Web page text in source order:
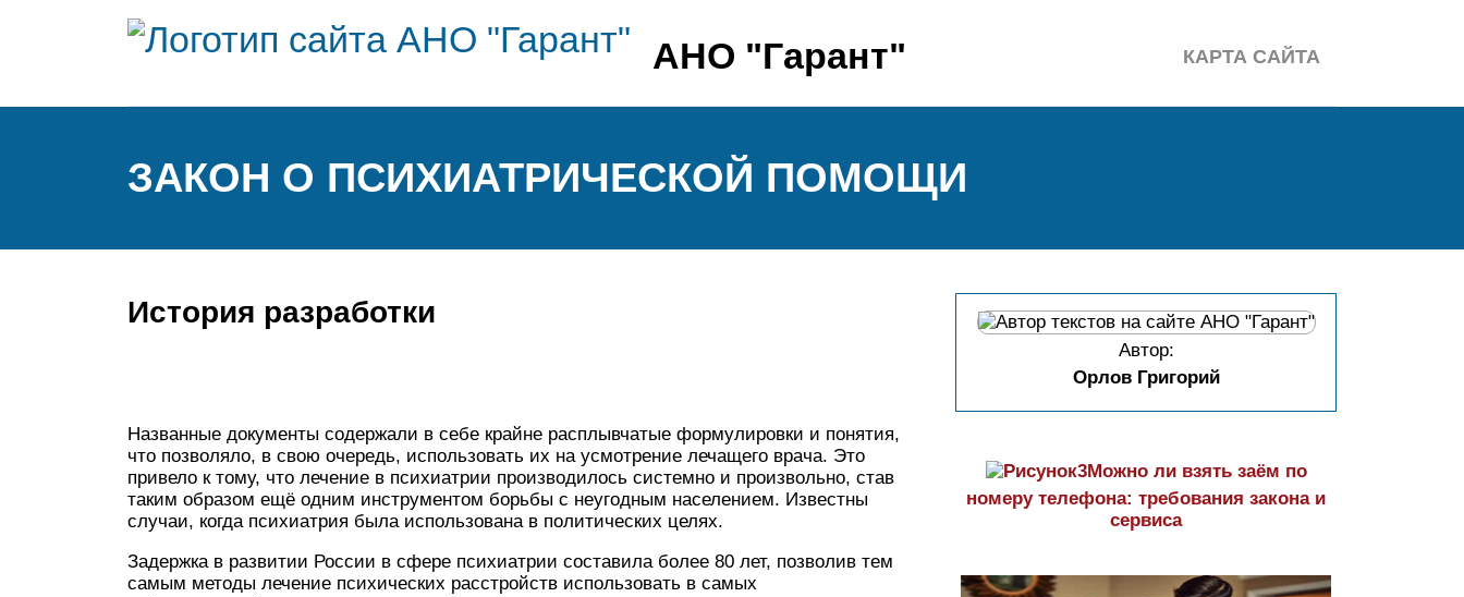
АНО "Гарант" КАРТА САЙТА
ЗАКОН О ПСИХИАТРИЧЕСКОЙ ПОМОЩИ
История разработки
Названные документы содержали в себе крайне расплывчатые формулировки и понятия,
что позволяло, в свою очередь, использовать их на усмотрение лечащего врача. Это
привело к тому, что лечение в психиатрии производилось системно и произвольно, став
таким образом ещё одним инструментом борьбы с неугодным населением. Известны
случаи, когда психиатрия была использована в политических целях.
Задержка в развитии России в сфере психиатрии составила более 80 лет, позволив тем
самым методы лечение психических расстройств использовать в самых
Автор:
Орлов Григорий
Можно ли взять заём по
номеру телефона: требования закона и
сервиса